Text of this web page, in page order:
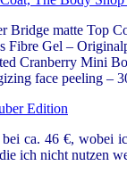
Bridge matte Top
Fibre Gel –
Cranberry Mini
face peeling –
ca. 46 €, wobei
ich nicht nutzen